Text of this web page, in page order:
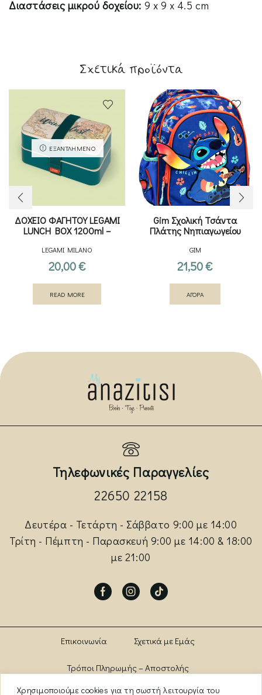
Χρησιμοποιούμε cookies για τη σωστή λειτουργία του
Διαστάσεις μικρού δοχείου: 9 x 9 x 4.5 cm
Σχετικά προϊόντα
ΕΞΑΝΤΛΗΜΈΝΟ
ΔΟΧΕΙΟ ΦΑΓΗΤΟΥ LEGAMI
LUNCH BOX 1200ml –
LEGAMI MILANO
20,00€
READ MORE
Gim Σχολική Τσάντα
Πλάτης Νηπιαγωγείου
GIM
21,50€
ΑΓΟΡΑ
Τηλεφωνικές Παραγγελίες
22650 22158
Δευτέρα - Τετάρτη - Σάββατο 9:00 με 14:00
Τρίτη - Πέμπτη - Παρασκευή 9:00 με 14:00 & 18:00
με 21:00
FacebookInstagram
Tik-
Επικοινωνία Σχετικά με Εμάς
Τρόποι Πληρωμής – Αποστολής